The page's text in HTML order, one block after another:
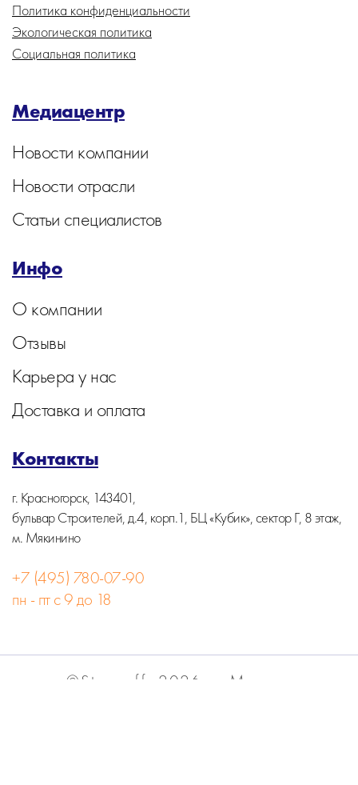
Политика конфиденциальности
Экологическая политика
Социальная политика
Медиацентр
Новости компании
Новости отрасли
Статьи специалистов
Инфо
О компании
Отзывы
Карьера у нас
Доставка и оплата
Контакты
г. Красногорск, 143401,
бульвар Строителей, д.4, корп.1, БЦ «Кубик», сектор Г, 8 этаж,
м. Мякинино
+7 (495) 780-07-90
пн - пт с 9 до 18
©Stormoff, 2026, г. Москва